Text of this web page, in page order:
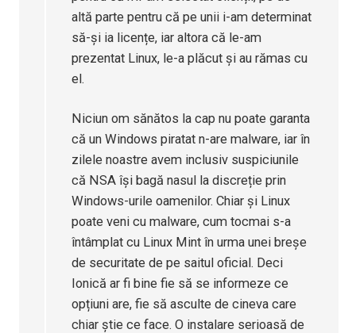
altă parte pentru că pe unii i-am determinat
să-și ia licențe, iar altora că le-am
prezentat Linux, le-a plăcut și au rămas cu
el.
Niciun om sănătos la cap nu poate garanta
că un Windows piratat n-are malware, iar în
zilele noastre avem inclusiv suspiciunile
că NSA își bagă nasul la discreție prin
Windows-urile oamenilor. Chiar și Linux
poate veni cu malware, cum tocmai s-a
întâmplat cu Linux Mint în urma unei breșe
de securitate de pe saitul oficial. Deci
Ionică ar fi bine fie să se informeze ce
opțiuni are, fie să asculte de cineva care
chiar știe ce face. O instalare serioasă de